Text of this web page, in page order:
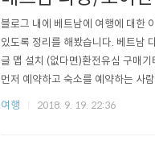
블로그 내에 베트남에 여행에 대한
있도록 정리를 해봤습니다. 베트남
글 맵 설치 (없다면)환전유심 구매
먼저 예약하고 숙소를 예약하는 사
람 (패키지나 에어텔 등) 아무튼 해
여행 2018. 9. 19. 22:36